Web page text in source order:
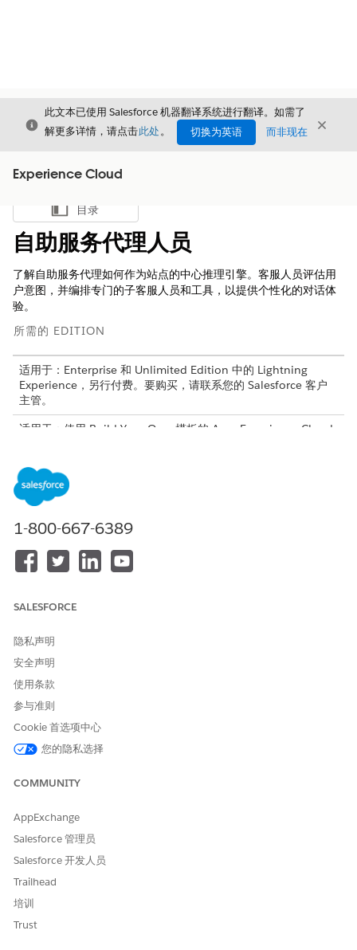
关闭
此文本已使用 Salesforce 机器翻译系统进行翻译。如需了
解更多详情，请点击此处。 切换为英语 而非现在 关闭
Experience Cloud
显示目录
目录
自助服务代理人员
了解自助服务代理如何作为站点的中心推理引擎。客服人员评估用
户意图，并编排专门的子客服人员和工具，以提供个性化的对话体
验。
所需的 EDITION
适用于：Enterprise 和 Unlimited Edition 中的 Lightning
Experience，另行付费。要购买，请联系您的 Salesforce 客户
主管。
适用于：使用 Build Your Own 模板的 Aura Experience Cloud
适用于：使用 Build Your Own 模板的 LWR Experience Cloud
站点
自助服务代理是 Experience Cloud 站点上对话界面背后的“大
脑”。与传统依赖于静态决策树的聊天机器人不同，自助服务代理使
用生成式 AI 通过用户请求理解自然语言和原因。它充当主要协调
员，确定用户是否需要查找信息、启动服务流程或查看个性化推荐
当用户与统一提示栏交互时，自助服务代理会执行三个主要功能：
意图分析：客服人员评估用户的输入，以确定他们的目标。它可
如，我需要退货）。
委派给专门的子客服人员。例如，它调用智能搜索助手子代理来
处理信息查询。
上下文基础训练：客服人员使用 Data Cloud DataGraph，以
户当前客户状态或最近支持个案相关的答案。
自助服务代理无法单独工作。它的行为由 Agentforce Orchestrator
配置定义，该配置作为其策略手册。
统一操作视图：客服人员有权访问统一目录，允许其直接在聊天
对话一致性：客服人员在整个会话中保持状态。如果用户提出跟
1-800-667-6389
SALESFORCE
隐私声明
安全声明
使用条款
参与准则
Cookie 首选项中心
您的隐私选择
COMMUNITY
AppExchange
Salesforce 管理员
Salesforce 开发人员
Trailhead
培训
Trust